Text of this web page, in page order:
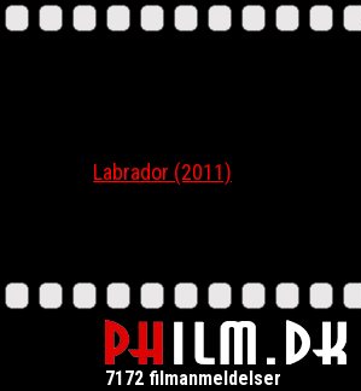
Labrador (2011)
7172 filmanmeldelser